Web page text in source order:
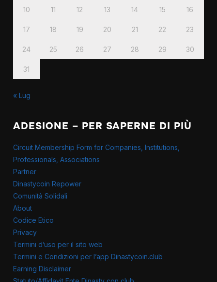
10 11 12 13 14 15 16
17 18 19 20 21 22 23
24 25 26 27 28 29 30
31
« Lug
ADESIONE – PER SAPERNE DI PIÙ
Circuit Membership Form for Companies, Institutions,
Professionals, Associations
Partner
Dinastycoin Repower
Comunità Solidali
About
Codice Etico
Privacy
Termini d’uso per il sito web
Termini e Condizioni per l’app Dinastycoin.club
Earning Disclaimer